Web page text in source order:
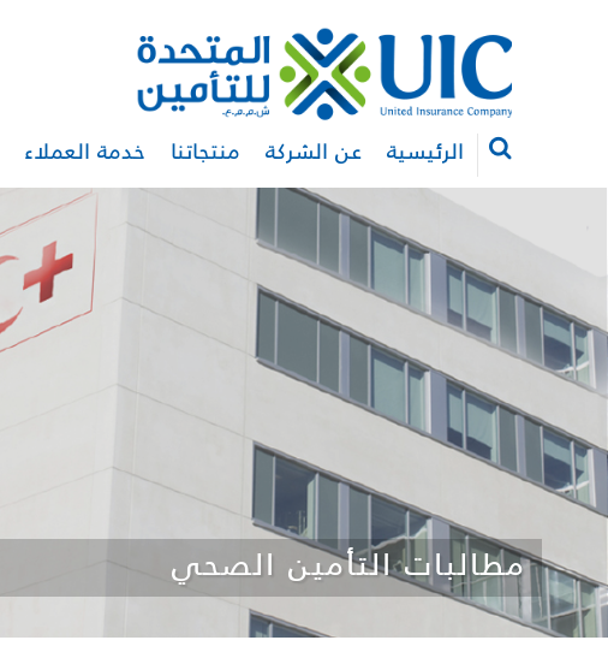
الرئيسية عن الشركة منتجاتنا خدمة العملاء
مطالبات التأمين الصحي